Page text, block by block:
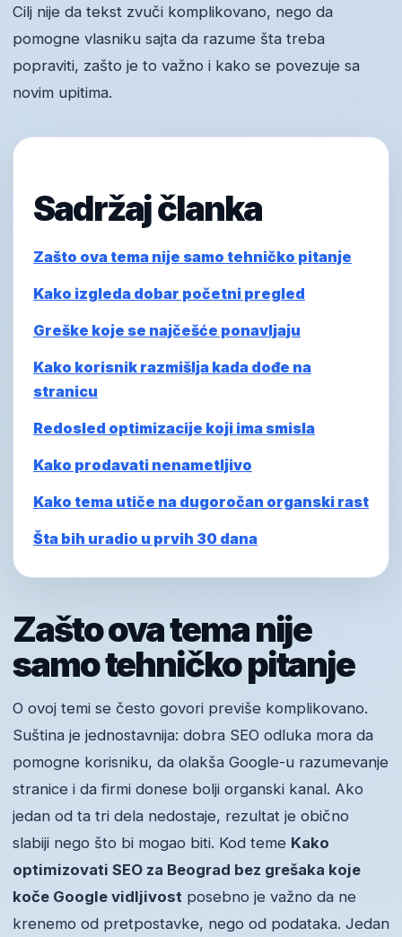
Cilj nije da tekst zvuči komplikovano, nego da
pomogne vlasniku sajta da razume šta treba
popraviti, zašto je to važno i kako se povezuje sa
novim upitima.
Sadržaj članka
Zašto ova tema nije samo tehničko pitanje
Kako izgleda dobar početni pregled
Greške koje se najčešće ponavljaju
Kako korisnik razmišlja kada dođe na
stranicu
Redosled optimizacije koji ima smisla
Kako prodavati nenametljivo
Kako tema utiče na dugoročan organski rast
Šta bih uradio u prvih 30 dana
Zašto ova tema nije
samo tehničko pitanje
O ovoj temi se često govori previše komplikovano.
Suština je jednostavnija: dobra SEO odluka mora da
pomogne korisniku, da olakša Google-u razumevanje
stranice i da firmi donese bolji organski kanal. Ako
jedan od ta tri dela nedostaje, rezultat je obično
slabiji nego što bi mogao biti. Kod teme Kako
optimizovati SEO za Beograd bez grešaka koje
koče Google vidljivost posebno je važno da ne
krenemo od pretpostavke, nego od podataka. Jedan